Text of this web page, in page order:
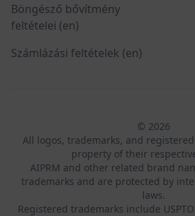
Böngésző bővítmény
feltételei (en)
Számlázási feltételek (en)
© 2026
All logos, trademarks, and
property of their
AIPRM and other related brand
trademarks and are protected by
laws.
Registered trademarks include